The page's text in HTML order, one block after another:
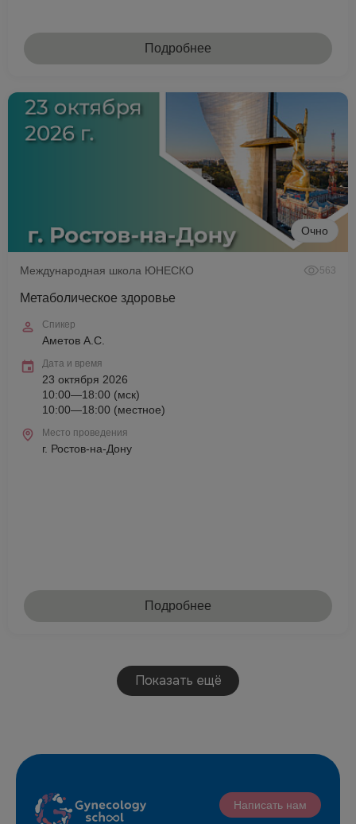
Подробнее
Очно
Международная школа ЮНЕСКО 563
Метаболическое здоровье
Спикер
Аметов А.С.
Дата и время
23 октября 2026
10:00—18:00 (мск)
10:00—18:00 (местное)
Место проведения
г. Ростов-на-Дону
Подробнее
Показать ещё
Написать нам